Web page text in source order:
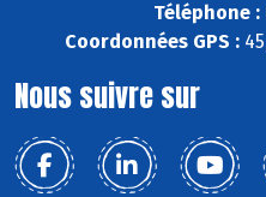
Téléphone :
Coordonnées GPS :
Nous suivre sur